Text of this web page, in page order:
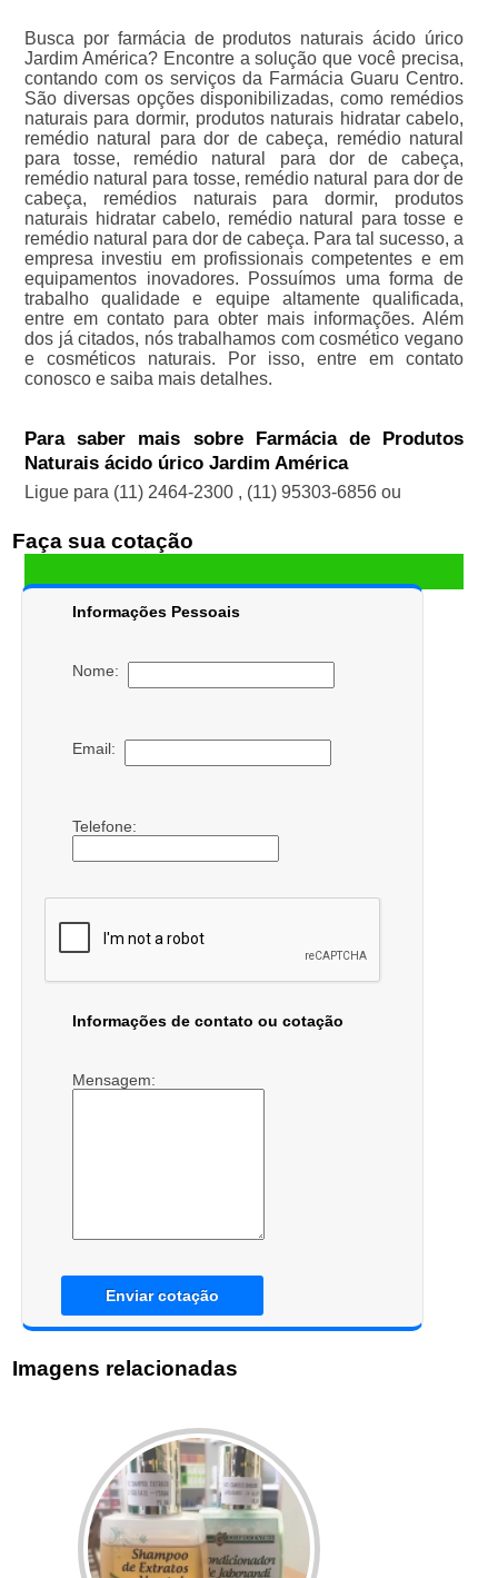
Busca por farmácia de produtos naturais ácido úrico
Jardim América? Encontre a solução que você precisa,
contando com os serviços da Farmácia Guaru Centro.
São diversas opções disponibilizadas, como remédios
naturais para dormir, produtos naturais hidratar cabelo,
remédio natural para dor de cabeça, remédio natural
para tosse, remédio natural para dor de cabeça,
remédio natural para tosse, remédio natural para dor de
cabeça, remédios naturais para dormir, produtos
naturais hidratar cabelo, remédio natural para tosse e
remédio natural para dor de cabeça. Para tal sucesso, a
empresa investiu em profissionais competentes e em
equipamentos inovadores. Possuímos uma forma de
trabalho qualidade e equipe altamente qualificada,
entre em contato para obter mais informações. Além
dos já citados, nós trabalhamos com cosmético vegano
e cosméticos naturais. Por isso, entre em contato
conosco e saiba mais detalhes.
Para saber mais sobre Farmácia de Produtos
Naturais ácido úrico Jardim América
Ligue para (11) 2464-2300 , (11) 95303-6856 ou
Faça sua cotação
Informações Pessoais
Nome:
Email:
Telefone:
Informações de contato ou cotação
Mensagem:
Enviar cotação
Imagens relacionadas